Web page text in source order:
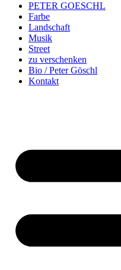
PETER GOESCHL
Farbe
Landschaft
Musik
Street
zu verschenken
Bio / Peter Göschl
Kontakt